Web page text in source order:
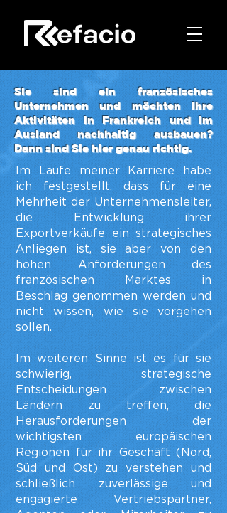
Sie sind ein französisches
Unternehmen und möchten Ihre
Aktivitäten in Frankreich und im
Ausland nachhaltig ausbauen?
Dann sind Sie hier genau richtig.
Im Laufe meiner Karriere habe
ich festgestellt, dass für eine
Mehrheit der Unternehmensleiter,
die Entwicklung ihrer
Exportverkäufe ein strategisches
Anliegen ist, sie aber von den
hohen Anforderungen des
französischen Marktes in
Beschlag genommen werden und
nicht wissen, wie sie vorgehen
sollen.
Im weiteren Sinne ist es für sie
schwierig, strategische
Entscheidungen zwischen
Ländern zu treffen, die
Herausforderungen der
wichtigsten europäischen
Regionen für ihr Geschäft (Nord,
Süd und Ost) zu verstehen und
schließlich zuverlässige und
engagierte Vertriebspartner,